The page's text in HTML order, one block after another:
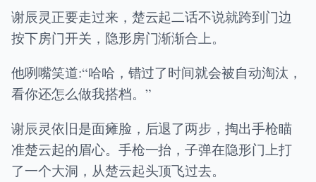
谢辰灵正要走过来，楚云起二话不说就跨到门边
按下房门开关，隐形房门渐渐合上。
他咧嘴笑道:“哈哈，错过了时间就会被自动淘汰，
看你还怎么做我搭档。”
谢辰灵依旧是面瘫脸，后退了两步，掏出手枪瞄
准楚云起的眉心。手枪一抬，子弹在隐形门上打
了一个大洞，从楚云起头顶飞过去。